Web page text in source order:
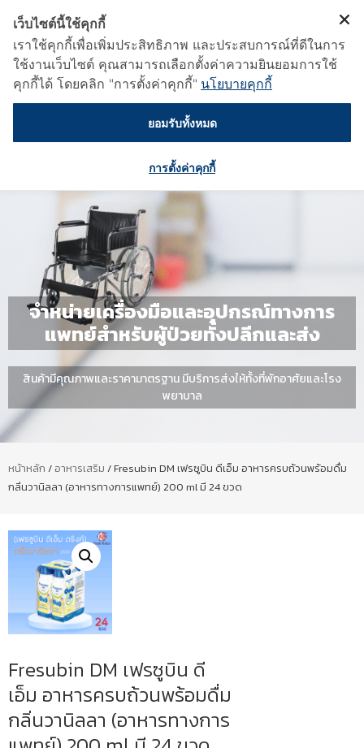
จำหน่ายเครื่องมือและอุปกรณ์ทางการ
แพทย์สำหรับผู้ป่วยทั้งปลีกและส่ง
สินค้ามีคุณภาพและราคามาตรฐาน มีบริการส่งให้ทั้งที่พักอาศัยและโรง
พยาบาล
หน้าหลัก / อาหารเสริม / Fresubin DM เฟรซูบิน ดีเอ็ม อาหารครบถ้วนพร้อมดื่ม
กลิ่นวานิลลา (อาหารทางการแพทย์) 200 ml มี 24 ขวด
Fresubin DM เฟรซูบิน ดี
เอ็ม อาหารครบถ้วนพร้อมดื่ม
กลิ่นวานิลลา (อาหารทางการ
เว็บไซต์นี้ใช้คุกกี้
เราใช้คุกกี้เพื่อเพิ่มประสิทธิภาพ และประสบการณ์ที่ดีในการ
ใช้งานเว็บไซต์ คุณสามารถเลือกตั้งค่าความยินยอมการใช้
คุกกี้ได้ โดยคลิก "การตั้งค่าคุกกี้" นโยบายคุกกี้
ยอมรับทั้งหมด
การตั้งค่าคุกกี้